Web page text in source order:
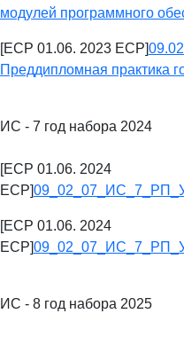
модулей программного
[ECP 01.06. 2023 ECP]
Преддипломная практика
ИС - 7 год набора 2024
[ECP 01.06. 2024
ECP]
[ECP 01.06. 2024
ECP]
ИС - 8 год набора 2025